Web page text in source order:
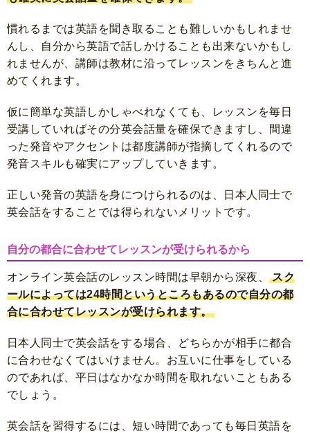
慣れるまでは英語を聞き取ることも難しいかもしれませ
んし、自分から英語で話しかけることも出来ないかもし
れませんが、講師は教材に沿ってレッスンをきちんと進
めてくれます。
仮に簡単な英語しかしゃべれなくても、レッスンを毎日
受講していればその分英会話量を確保できますし、間違
った発音やアクセントは都度講師が指摘してくれるので
発音スキルも確実にアップしていきます。
正しい発音の英語を身につけられるのは、日本人同士で
英会話をすることでは得られないメリットです。
自分の都合に合わせてレッスンが受けられるから
オンライン英会話のレッスン時間は早朝から深夜、 スク
ールによっては24時間というところもあるので自分の都
合に合わせてレッスンが受けられます。
日本人同士で英会話をする場合、どちらかが相手に都合
に合わせなくてはいけません。お互いに仕事をしている
のであれば、平日はなかなか時間を取れないこともある
でしょう。
英会話を習得するには、短い時間であっても毎日英語を